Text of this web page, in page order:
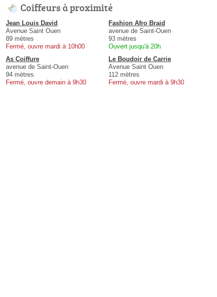
Coiffeurs à proximité
Jean Louis David
Avenue Saint Ouen
89 mètres
Fermé, ouvre mardi à 10h00
Fashion Afro Braid
avenue de Saint-Ouen
93 mètres
Ouvert jusqu'à 20h
As Coiffure
avenue de Saint-Ouen
94 mètres
Fermé, ouvre demain à 9h30
Le Boudoir de Carrie
Avenue Saint Ouen
112 mètres
Fermé, ouvre mardi à 9h30